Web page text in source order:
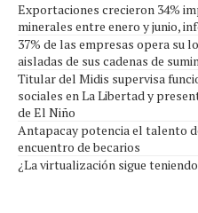
Exportaciones crecieron 34%
minerales entre enero y junio,
37% de las empresas opera su
aisladas de sus cadenas de
Titular del Midis supervisa
sociales en La Libertad y
de El Niño
Antapacay potencia el talento
encuentro de becarios
¿La virtualización sigue